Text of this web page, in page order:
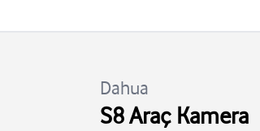
Dahua
S8 Araç Kamera